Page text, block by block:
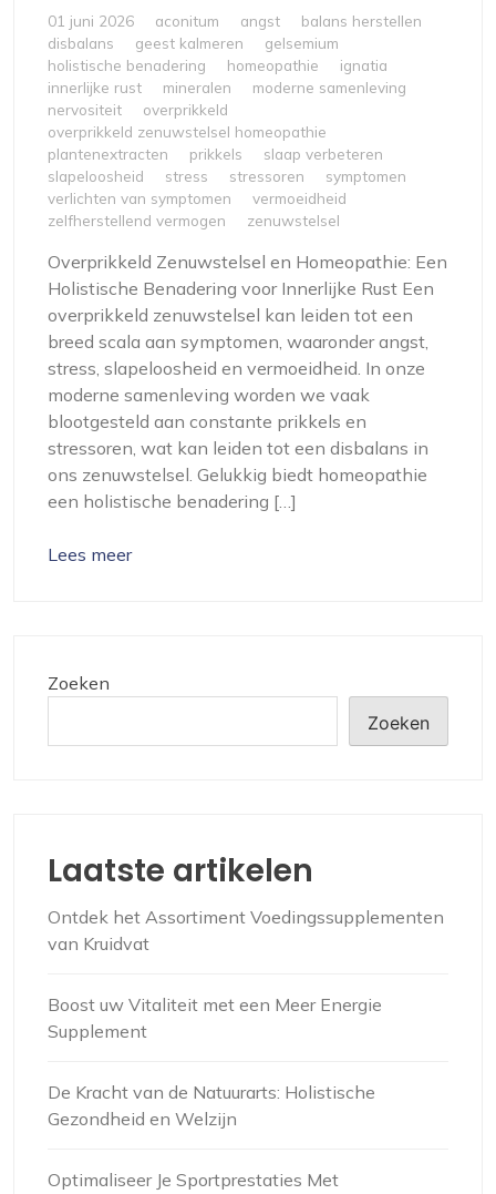
01 juni 2026 aconitum angst
balans herstellen
disbalans
geest kalmeren
gelsemium
holistische benadering
homeopathie
ignatia
innerlijke rust
mineralen
moderne samenleving
nervositeit
overprikkeld
overprikkeld zenuwstelsel homeopathie
plantenextracten
prikkels
slaap verbeteren
slapeloosheid
stress stressoren
symptomen
verlichten van symptomen
vermoeidheid
zelfherstellend vermogen
zenuwstelsel
Overprikkeld Zenuwstelsel en Homeopathie: Een
Holistische Benadering voor Innerlijke Rust Een
overprikkeld zenuwstelsel kan leiden tot een
breed scala aan symptomen, waaronder angst,
stress, slapeloosheid en vermoeidheid. In onze
moderne samenleving worden we vaak
blootgesteld aan constante prikkels en
stressoren, wat kan leiden tot een disbalans in
ons zenuwstelsel. Gelukkig biedt homeopathie
een holistische benadering […]
Lees meer
Zoeken
Zoeken
Laatste artikelen
Ontdek het Assortiment Voedingssupplementen
van Kruidvat
Boost uw Vitaliteit met een Meer Energie
Supplement
De Kracht van de Natuurarts: Holistische
Gezondheid en Welzijn
Optimaliseer Je Sportprestaties Met